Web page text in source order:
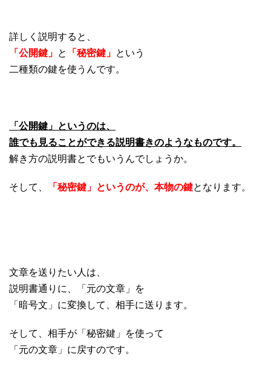
詳しく説明すると、
「公開鍵」 と 「秘密鍵」 という
二種類の鍵を使うんです。
「公開鍵」というのは、
誰でも見ることができる説明書きのようなものです。
解き方の説明書とでもいうんでしょうか。
そして、 「秘密鍵」というのが、本物の鍵となります。
文章を送りたい人は、
説明書通りに、「元の文章」を
「暗号文」に変換して、相手に送ります。
そして、相手が「秘密鍵」を使って
「元の文章」に戻すのです。